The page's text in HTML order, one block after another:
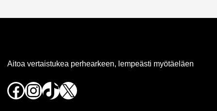
Aitoa vertaistukea perhearkeen, lempeästi myötäeläen
Facebook
Instagram
TikTok
X